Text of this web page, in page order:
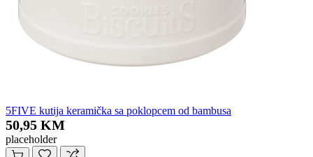
5FIVE kutija keramička sa poklopcem od bambusa
50,95 KM
placeholder